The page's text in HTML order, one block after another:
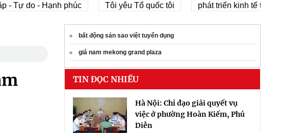
do - Hạnh phúc Tôi yêu Tổ quốc tôi phát triển kinh tế tư nhân
bất động sản sao việt tuyển dụng
giá nam mekong grand plaza
TIN ĐỌC NHIỀU
Hà Nội: Chỉ đạo giải quyết vụ
việc ở phường Hoàn Kiếm, Phú
Diễn